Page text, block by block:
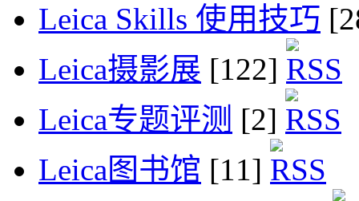
Leica Skills 使用技巧
Leica摄影展 [122]
Leica专题评测 [2]
Leica图书馆 [11]